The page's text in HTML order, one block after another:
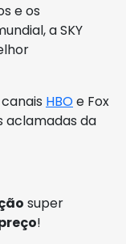
e os
a SKY
HBOe Fox
aclamadas da
super
!